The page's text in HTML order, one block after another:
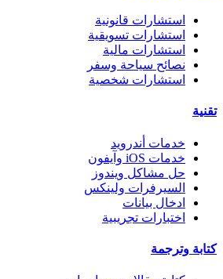
استشارات قانونية
استشارات تسويقية
استشارات مالية
نصائح سياحة وسفر
استشارات شخصية
تقنية
خدمات أندرويد
خدمات iOS وآيفون
حل مشاكل ويندوز
السيرفرات ولينكس
ادخال بيانات
اختبارات تجريبية
كتابة وترجمة